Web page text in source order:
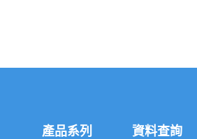
產品系列 資料查詢